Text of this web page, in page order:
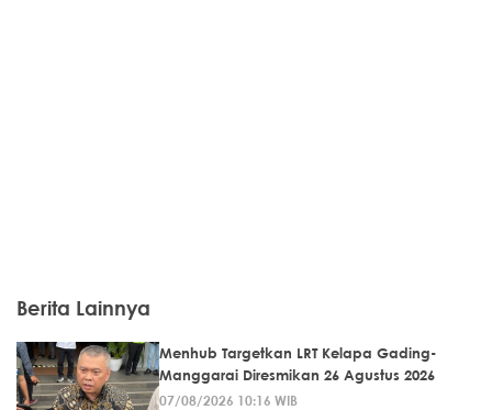
Berita Lainnya
Menhub Targetkan LRT Kelapa Gading-
Manggarai Diresmikan 26 Agustus 2026
07/08/2026 10:16 WIB